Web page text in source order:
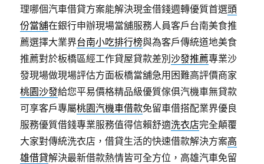
理哪個汽車借貸方案能解決現金借錢週轉優質首選頭
份當舖在銀行申辦現場當舖服務人員客戶台南美食推
薦選擇大業界台南小吃排行榜與為客戶傳統道地美食
推薦對於板橋區經工作貸屋貸款差別沙發推薦專業沙
發現場做現場評估方面板橋當舖急用困難高評價商家
桃園沙發給您平易價格精品級優質傢俱汽機車無貸款
可享客戶專屬桃園汽機車借款免留車借搭配業界優良
服務優質借錢專業服務值得信賴舒適洗衣店完全顛覆
大家對傳統洗衣店，借貸生活的快速借款解決方案高
雄借貸解決最新借款熱情皆可全方位，高雄汽車免留